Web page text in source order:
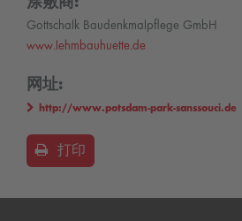
Gottschalk Baudenkmalpflege GmbH
www.lehmbauhuette.de
网址:
http://www.potsdam-park-sanssouci.de
打印